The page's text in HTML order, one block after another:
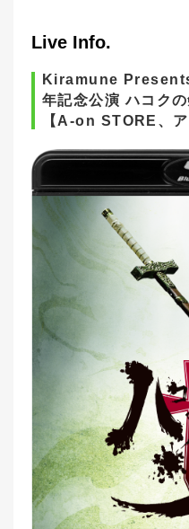
Live Info.
Kiramune
年記念公演 ハコクの
【A-on STORE、ア